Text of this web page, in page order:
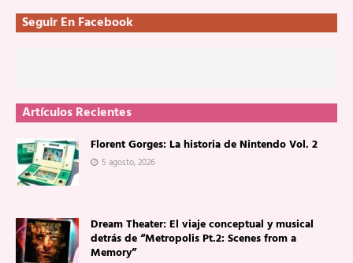
Seguir En Facebook
Artículos Recientes
Florent Gorges: La historia de Nintendo Vol. 2
5 agosto, 2026
Dream Theater: El viaje conceptual y musical
detrás de “Metropolis Pt.2: Scenes from a
Memory”